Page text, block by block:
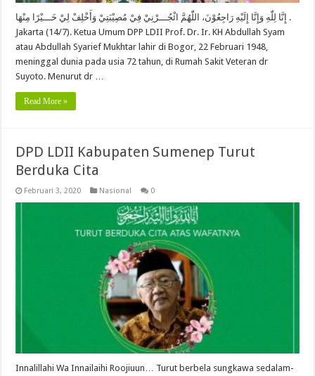
إِنَّا لِلّٰهِ وَإِنَّا إِلَيْهِ رَاجِعُوْنَ، اللّٰهُمَّ ائْجُـــرْنِيْ فِيْ مُصِيْبَتِيْ وَأَخْلِفْ لِيْ خَـــيْرًا مِنْهَا .
Jakarta (14/7). Ketua Umum DPP LDII Prof. Dr. Ir. KH Abdullah Syam
atau Abdullah Syarief Mukhtar lahir di Bogor, 22 Februari 1948,
meninggal dunia pada usia 72 tahun, di Rumah Sakit Veteran dr
Suyoto. Menurut dr …
Read More »
DPD LDII Kabupaten Sumenep Turut
Berduka Cita
Februari 3, 2020 Nasional 0
Innalillahi Wa Innailaihi Roojiuun… Turut berbela sungkawa sedalam-